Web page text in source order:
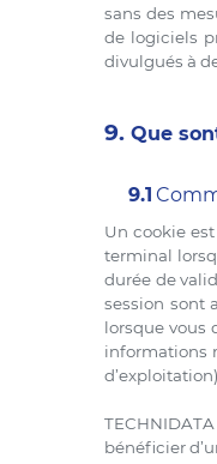
sans des
de logiciels
divulgués à
9. Que
9.1
Un cookie
terminal
durée de
session sont
lorsque vous
informations
bénéficier